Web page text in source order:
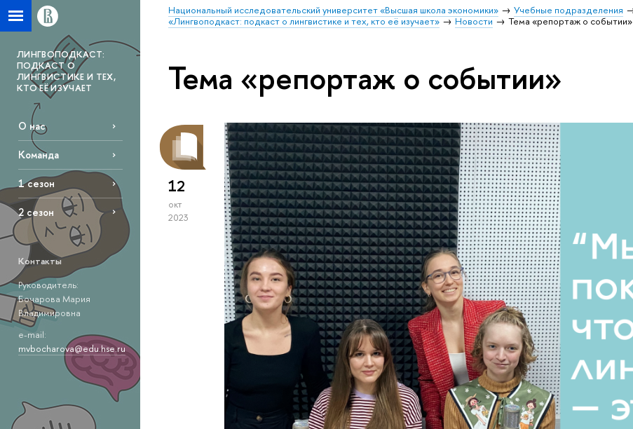
Национальный исследовательский университет «Высшая школа экономики» Учебные подразделения
«Лингвоподкаст: подкаст о лингвистике и тех, кто её изучает»
Новости Тема «репортаж о событии»
ЛИНГВОПОДКАСТ:
ПОДКАСТ О
ЛИНГВИСТИКЕ И ТЕХ,
КТО ЕЁ ИЗУЧАЕТ
О нас
Команда
1 сезон
2 сезон
Контакты
Руководитель:
Бочарова Мария
Владимировна
e-mail:
mvbocharova@edu.hse.ru
Тема «репортаж о событии»
12
окт
2023